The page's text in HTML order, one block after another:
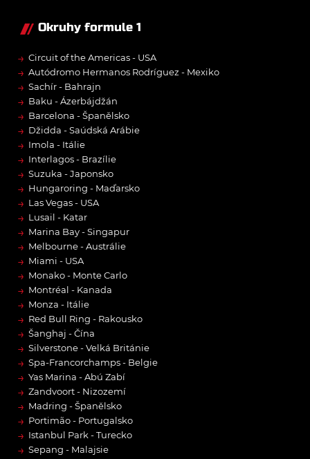
Okruhy formule 1
→ Circuit of the Americas - USA
→ Autódromo Hermanos Rodríguez - Mexiko
→ Sachír - Bahrajn
→ Baku - Ázerbájdžán
→ Barcelona - Španělsko
→ Džidda - Saúdská Arábie
→ Imola - Itálie
→ Interlagos - Brazílie
→ Suzuka - Japonsko
→ Hungaroring - Maďarsko
→ Las Vegas - USA
→ Lusail - Katar
→ Marina Bay - Singapur
→ Melbourne - Austrálie
→ Miami - USA
→ Monako - Monte Carlo
→ Montréal - Kanada
→ Monza - Itálie
→ Red Bull Ring - Rakousko
→ Šanghaj - Čína
→ Silverstone - Velká Británie
→ Spa-Francorchamps - Belgie
→ Yas Marina - Abú Zabí
→ Zandvoort - Nizozemí
→ Madring - Španělsko
→ Portimão - Portugalsko
→ Istanbul Park - Turecko
→ Sepang - Malajsie